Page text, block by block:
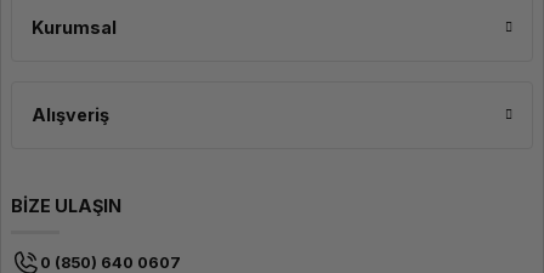
Kurumsal
Alışveriş
BİZE ULAŞIN
0 (850) 640 0607